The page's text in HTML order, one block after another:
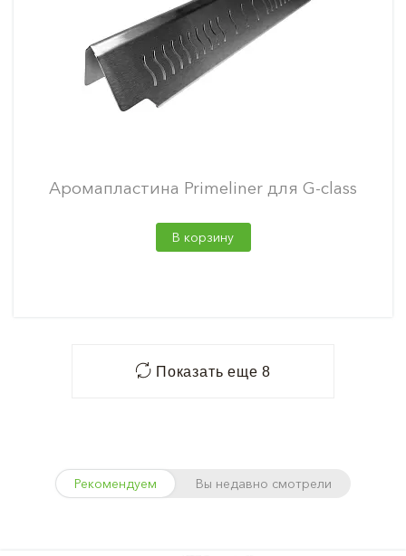
Аромапластина Primeliner для G-class
В корзину
Показать еще 8
Рекомендуем Вы недавно смотрели